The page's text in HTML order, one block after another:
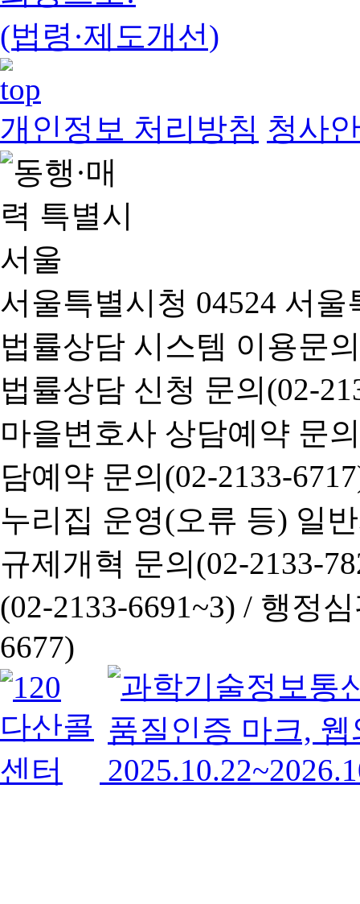
(법령·제도개선)
개인정보 처리방침 청사
서울특별시청 04524 서
법률상담 시스템 이용문
법률상담 신청 문의(02-
마을변호사 상담예약 문
담예약 문의(02-2133-
누리집 운영(오류 등) 일
규제개혁 문의(02-2133-
(02-2133-6691~3) / 행정심
6677)